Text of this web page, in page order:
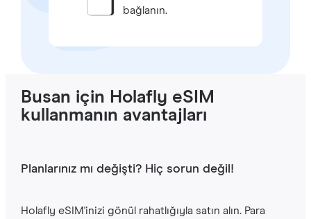
bağlanın.
Busan için Holafly eSIM
kullanmanın avantajları
Planlarınız mı değişti? Hiç sorun değil!
Holafly eSIM'inizi gönül rahatlığıyla satın alın. Para